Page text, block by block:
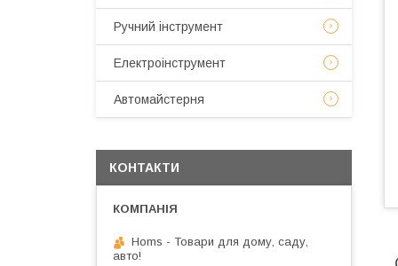
Ручний інструмент
Електроінструмент
Автомайстерня
КОНТАКТИ
Homs - Товари для дому, саду,
авто!